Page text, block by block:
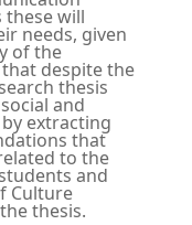
these will
needs, given
of the
despite the
thesis
and
extracting
that
to the
and
Culture
thesis.